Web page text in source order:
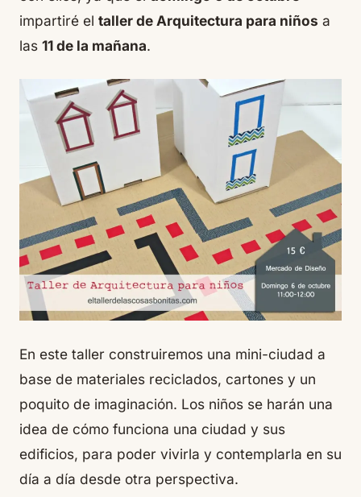
impartiré el taller de Arquitectura para niños a
las 11 de la mañana.
En este taller construiremos una mini-ciudad a
base de materiales reciclados, cartones y un
poquito de imaginación. Los niños se harán una
idea de cómo funciona una ciudad y sus
edificios, para poder vivirla y contemplarla en su
día a día desde otra perspectiva.